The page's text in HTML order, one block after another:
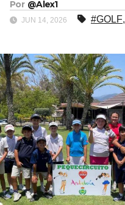
Por @Alex1
JUN 14, 2026 #GOLF,